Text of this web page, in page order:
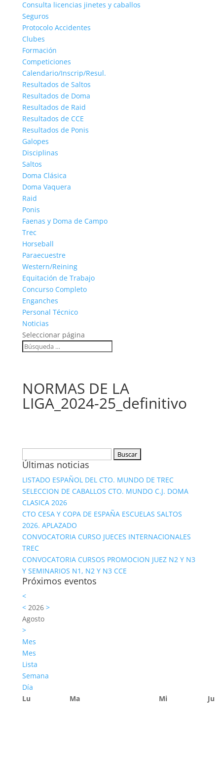
Consulta licencias jinetes y caballos
Seguros
Protocolo Accidentes
Clubes
Formación
Competiciones
Calendario/Inscrip/Resul.
Resultados de Saltos
Resultados de Doma
Resultados de Raid
Resultados de CCE
Resultados de Ponis
Galopes
Disciplinas
Saltos
Doma Clásica
Doma Vaquera
Raid
Ponis
Faenas y Doma de Campo
Trec
Horseball
Paraecuestre
Western/Reining
Equitación de Trabajo
Concurso Completo
Enganches
Personal Técnico
Noticias
Seleccionar página
NORMAS DE LA
LIGA_2024-25_definitivo
Últimas noticias
LISTADO ESPAÑOL DEL CTO. MUNDO DE TREC
SELECCION DE CABALLOS CTO. MUNDO C.J. DOMA
CLASICA 2026
CTO CESA Y COPA DE ESPAÑA ESCUELAS SALTOS
2026. APLAZADO
CONVOCATORIA CURSO JUECES INTERNACIONALES
TREC
CONVOCATORIA CURSOS PROMOCION JUEZ N2 Y N3
Y SEMINARIOS N1, N2 Y N3 CCE
Próximos eventos
<
<2026 >
Agosto
>
Mes
Mes
Lista
Semana
Día
Lu
Ma Mi Ju